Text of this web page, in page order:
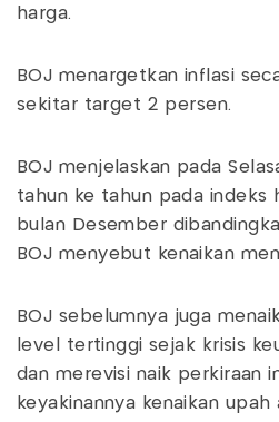
harga.
BOJ menargetkan inflasi
sekitar target 2 persen.
BOJ menjelaskan pada
tahun ke tahun pada indeks
bulan Desember
BOJ menyebut kenaikan
BOJ sebelumnya juga
level tertinggi sejak krisis
dan merevisi naik perkiraan
keyakinannya kenaikan